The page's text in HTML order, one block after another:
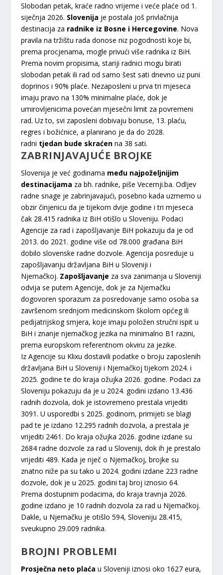
Slobodan petak, kraće radno vrijeme i veće plaće od 1.
siječnja 2026. Slovenija je postala još privlačnija
destinacija za radnike iz Bosne i Hercegovine. Nova
pravila na tržištu rada donose niz pogodnosti koje bi,
prema procjenama, mogle privući više radnika iz BiH.
Prema novim propisima, stariji radnici mogu birati
slobodan petak ili rad od samo šest sati dnevno uz puni
doprinos i 90% plaće. Nezaposleni u prva tri mjeseca
imaju pravo na 130% minimalne plaće, dok je
umirovljenicima povećan mjesečni limit za povremeni
rad. Uz to, svi zaposleni dobivaju bonuse, 13. plaću,
regres i božićnice, a planirano je da do 2028.
radni tjedan bude skraćenna 38 sati.
ZABRINJAVAJUĆE BROJKE
Slovenija je već godinama među najpoželjnijim
destinacijama za bh. radnike, piše Vecernji.ba. Odljev
radne snage je zabrinjavajući, posebno kada uzmemo u
obzir činjenicu da je tijekom dvije godine i tri mjeseca
čak 28.415 radnika iz BiH otišlo u Sloveniju. Podaci
Agencije za rad i zapošljavanje BiH pokazuju da je od
2013. do 2021. godine više od 78.000 građana BiH
dobilo slovenske radne dozvole. Agencija posreduje u
zapošljavanju državljana BiH u Sloveniji i
Njemačkoj. Zapošljavanje za sva zanimanja u Sloveniji
odvija se putem Agencije, dok je za Njemačku
dogovoren sporazum za posredovanje samo osoba sa
završenom srednjom medicinskom školom općeg ili
pedijatrijskog smjera, koje imaju položen stručni ispit u
BiH i znanje njemačkog jezika na minimalno B1 razini,
prema europskom referentnom okviru za jezike.
Iz Agencije su Klixu dostavili podatke o broju zaposlenih
državljana BiH u Sloveniji i Njemačkoj tijekom 2024. i
2025. godine te do kraja ožujka 2026. godine. Podaci za
Sloveniju pokazuju da je u 2024. godini izdano 13.436
radnih dozvola, dok je istovremeno prestala vrijediti
3091. U usporedbi s 2025. godinom, primijeti se blagi
pad te je izdano 12.295 radnih dozvola, a prestala je
vrijediti 2461. Do kraja ožujka 2026. godine izdane su
2684 radne dozvole za rad u Sloveniji, dok ih je prestalo
vrijediti 489. Kada je riječ o Njemačkoj, brojke su
znatno niže pa su tako u 2024. godini izdane 223 radne
dozvole, dok je u 2025. godini taj broj iznosio 64.
Prema dostupnim podacima, do kraja travnja 2026.
godine izdano je 10 radnih dozvola za rad u Njemačkoj.
Dakle, u Njemačku je otišlo 594, Sloveniju 28.415,
sveukupno 29.009 radnika.
BROJNI PROBLEMI
Prosječna neto plaća u Sloveniji iznosi oko 1627 eura,